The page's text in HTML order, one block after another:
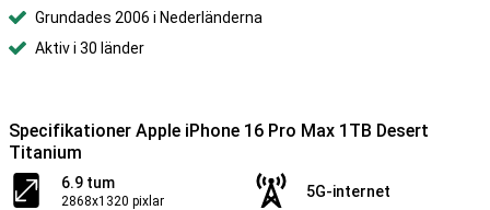
Grundades 2006 i Nederländerna
Aktiv i 30 länder
Specifikationer Apple iPhone 16 Pro Max 1TB Desert
Titanium
6.9 tum
2868x1320 pixlar
5G-internet